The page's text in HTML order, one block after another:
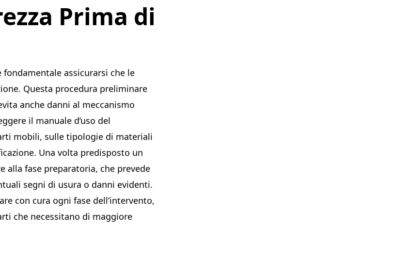
Prima di
assicurarsi che le
Questa procedura preliminare
anche danni al meccanismo
il manuale d’uso del
mobili, sulle tipologie di materiali
Una volta predisposto un
fase preparatoria, che prevede
segni di usura o danni evidenti.
con cura ogni fase dell’intervento,
che necessitano di maggiore